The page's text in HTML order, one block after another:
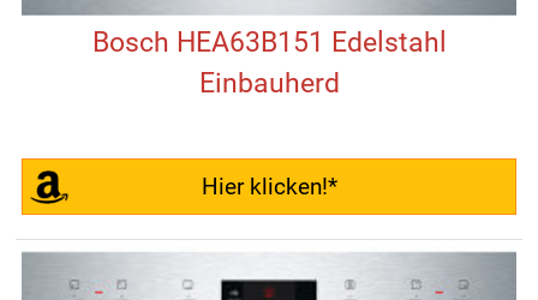
Bosch HEA63B151 Edelstahl
Einbauherd
Hier klicken!*